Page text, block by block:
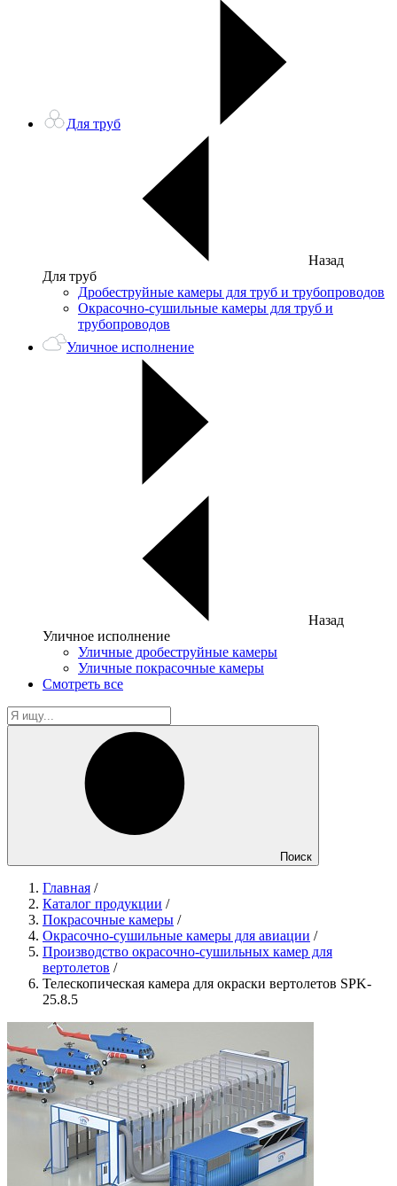
Для труб
Назад
Для труб
Дробеструйные камеры для труб и трубопроводов
Окрасочно-сушильные камеры для труб и
трубопроводов
Уличное исполнение
Назад
Уличное исполнение
Уличные дробеструйные камеры
Уличные покрасочные камеры
Смотреть все
Поиск
Главная /
Каталог продукции /
Покрасочные камеры /
Окрасочно-сушильные камеры для авиации /
Производство окрасочно-сушильных камер для
вертолетов /
Телескопическая камера для окраски вертолетов SPK-
25.8.5